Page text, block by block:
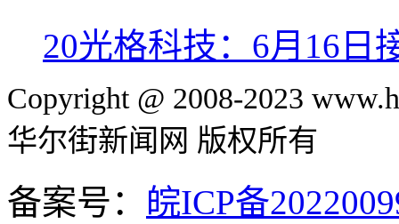
20光格科技：6月16日
Copyright @ 2008-2023
华尔街新闻网 版权所有
备案号： 皖ICP备